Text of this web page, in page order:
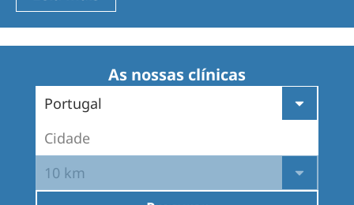
Romania
Russia
Slovakia
Slovenia
Sweden
As nossas clínicas
Portugal
Cidade
10 km